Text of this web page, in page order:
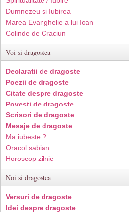
Dumnezeu si Iubirea
Marea Evanghelie a lui Ioan
Colinde de Craciun
Voi si dragostea
Declaratii de dragoste
Poezii de dragoste
Citate despre dragoste
Povesti de dragoste
Scrisori de dragoste
Mesaje de dragoste
Ma iubeste ?
Oracol sabian
Horoscop zilnic
Noi si dragostea
Versuri de dragoste
Idei despre dragoste